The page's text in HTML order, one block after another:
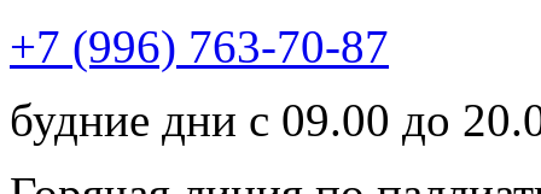
+7 (996) 763-70-87
будние дни с 09.00 до